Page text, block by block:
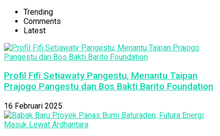
Trending
Comments
Latest
Profil Fifi Setiawaty Pangestu, Menantu Taipan
Prajogo Pangestu dan Bos Bakti Barito Foundation
16 Februari 2025